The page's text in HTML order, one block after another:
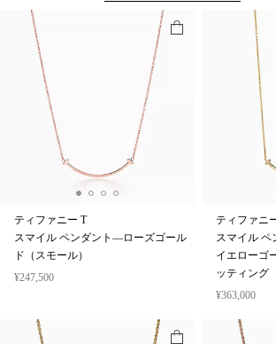
ティファニー T
スマイル ペンダント—ローズゴール
ド（スモール）
¥247,500
ティファニ
スマイル
イエローゴ
ッティング
¥363,000